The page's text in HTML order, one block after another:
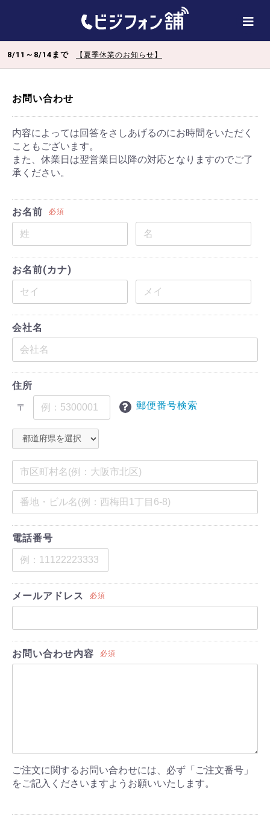
8/11～8/14まで 【夏季休業のお知らせ】
お問い合わせ
内容によっては回答をさしあげるのにお時間をいただく
こともございます。
また、休業日は翌営業日以降の対応となりますのでご了
承ください。
お名前 必須
お名前(カナ)
会社名
住所
〒
郵便番号検索
電話番号
メールアドレス 必須
お問い合わせ内容 必須
ご注文に関するお問い合わせには、必ず「ご注文番号」
をご記入くださいますようお願いいたします。